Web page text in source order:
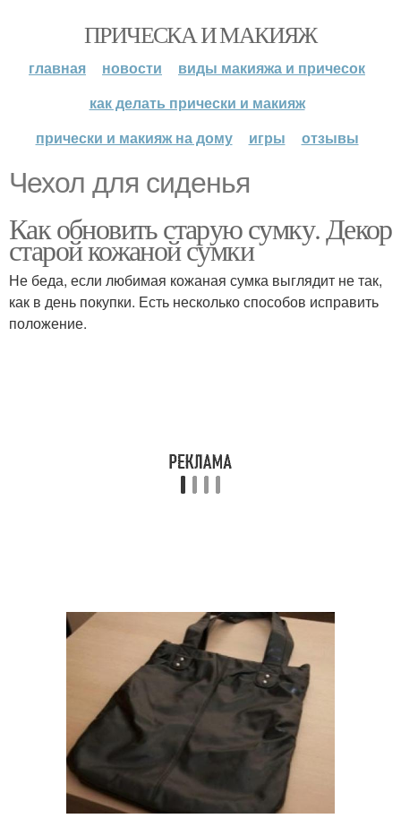
ПРИЧЕСКА И МАКИЯЖ
главная новости
виды макияжа и причесок
как делать прически и макияж
прически и макияж на дому
игры отзывы
Чехол для сиденья
Как обновить старую сумку. Декор
старой кожаной сумки
Не беда, если любимая кожаная сумка выглядит не так,
как в день покупки. Есть несколько способов исправить
положение.